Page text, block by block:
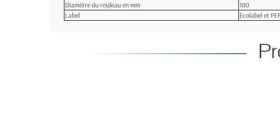
Diamètre du rouleau en mm
180
Label
Ecolabel et